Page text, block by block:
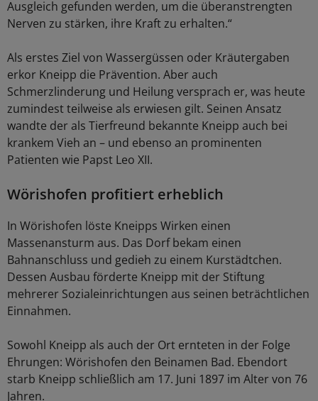
Ausgleich gefunden werden, um die überanstrengten
Nerven zu stärken, ihre Kraft zu erhalten.“
Als erstes Ziel von Wassergüssen oder Kräutergaben
erkor Kneipp die Prävention. Aber auch
Schmerzlinderung und Heilung versprach er, was heute
zumindest teilweise als erwiesen gilt. Seinen Ansatz
wandte der als Tierfreund bekannte Kneipp auch bei
krankem Vieh an – und ebenso an prominenten
Patienten wie Papst Leo XII.
Wörishofen profitiert erheblich
In Wörishofen löste Kneipps Wirken einen
Massenansturm aus. Das Dorf bekam einen
Bahnanschluss und gedieh zu einem Kurstädtchen.
Dessen Ausbau förderte Kneipp mit der Stiftung
mehrerer Sozialeinrichtungen aus seinen beträchtlichen
Einnahmen.
Sowohl Kneipp als auch der Ort ernteten in der Folge
Ehrungen: Wörishofen den Beinamen Bad. Ebendort
starb Kneipp schließlich am 17. Juni 1897 im Alter von 76
Jahren.